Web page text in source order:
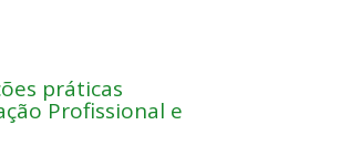
práticas
Profissional e